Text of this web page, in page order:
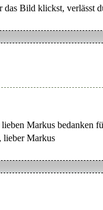
Bild klickst, verlässt
Markus bedanken
lieber Markus